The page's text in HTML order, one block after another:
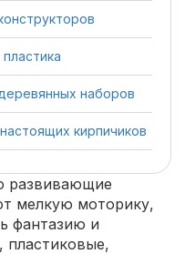
наборов
кирпичиков
развивающие
мелкую моторику,
фантазию и
пластиковые,